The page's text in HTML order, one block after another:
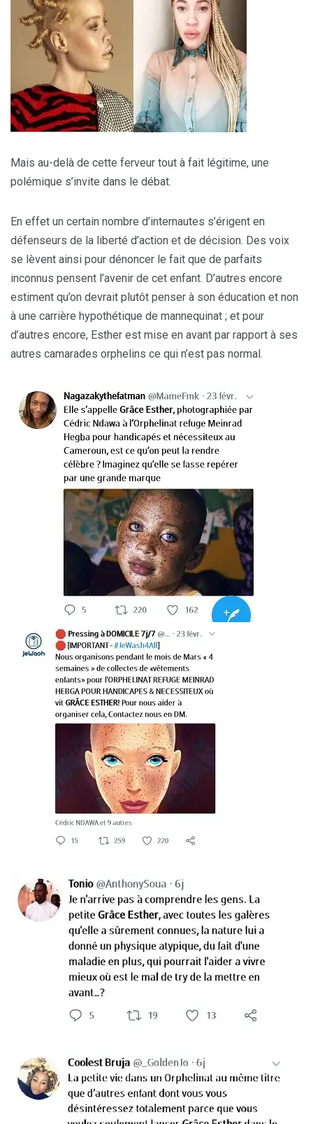
Mais au-delà de cette ferveur tout à fait légitime, une
polémique s’invite dans le débat.
En effet un certain nombre d’internautes s’érigent en
défenseurs de la liberté d’action et de décision. Des voix
se lèvent ainsi pour dénoncer le fait que de parfaits
inconnus pensent l’avenir de cet enfant. D’autres encore
estiment qu’on devrait plutôt penser à son éducation et non
à une carrière hypothétique de mannequinat ; et pour
d’autres encore, Esther est mise en avant par rapport à ses
autres camarades orphelins ce qui n’est pas normal.